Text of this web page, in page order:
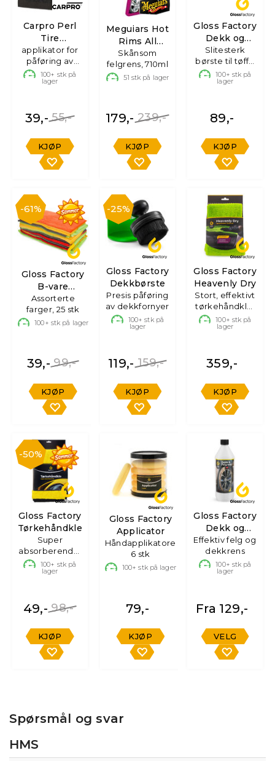
Carpro Perl
Tire
applicator
applikator for
påføring av
dekkfornyer
100+ stk på
lager
55,-
39,-
KJØP
Meguiars Hot
Rims All
Wheel
Cleaner
Skånsom
felgrens, 710ml
51 stk på lager
239,-
179,-
KJØP
Gloss Factory
Dekk og
Gummibørste
Slitesterk
børste til tøffe
overflater
100+ stk på
lager
89,-
KJØP
61%
Gloss Factory
B-vare
Mikrofiberkluter
Assorterte
farger, 25 stk
100+ stk på lager
99,-
39,-
KJØP
25%
Gloss Factory
Dekkbørste
Presis påføring
av dekkfornyer
100+ stk på
lager
159,-
119,-
KJØP
Gloss Factory
Heavenly Dry
Stort, effektivt
tørkehåndkle,
70x90 cm
100+ stk på
lager
359,-
KJØP
50%
Gloss Factory
Tørkehåndkle
Super
absorberende,
60x85cm
100+ stk på
lager
98,-
49,-
KJØP
Gloss Factory
Applicator
Håndapplikatorer,
6 stk
100+ stk på lager
79,-
KJØP
Gloss Factory
Dekk og
Felgrens
Effektiv felg og
dekkrens
100+ stk på
lager
Fra 129,-
VELG
Spørsmål og svar
HMS